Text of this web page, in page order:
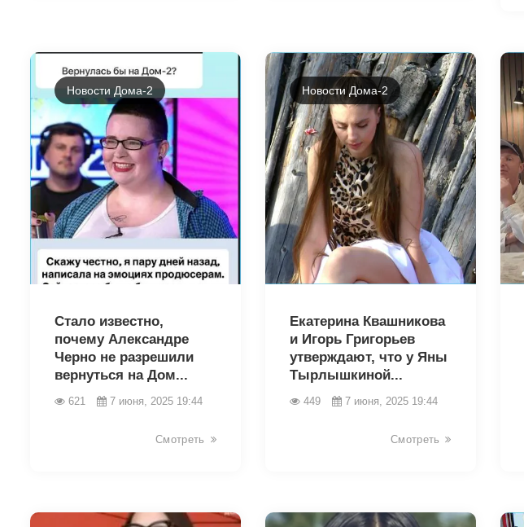
Новости Дома-2
Стало известно,
почему Александре
Черно не разрешили
вернуться на Дом...
621 7 июня, 2025 19:44
Смотреть
Новости Дома-2
Екатерина Квашникова
и Игорь Григорьев
утверждают, что у Яны
Тырлышкиной...
449 7 июня, 2025 19:44
Смотреть